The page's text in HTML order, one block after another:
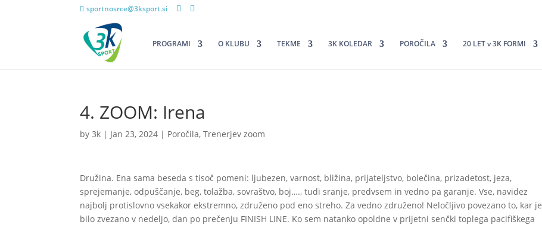
sportnosrce@3ksport.si
PROGRAMI O KLUBU TEKME 3K KOLEDAR POROČILA 20 LET v 3K FORMI
4. ZOOM: Irena
by3k | Jan 23, 2024 | Poročila,Trenerjev zoom
Družina. Ena sama beseda s tisoč pomeni: ljubezen, varnost, bližina, prijateljstvo, bolečina, prizadetost, jeza,
sprejemanje, odpuščanje, beg, tolažba, sovraštvo, boj…., tudi sranje, predvsem in vedno pa garanje. Vse, navidez
najbolj protislovno vsekakor ekstremno, združeno pod eno streho. Za vedno združeno! Neločljivo povezano to, kar je
bilo zvezano v nedeljo, dan po prečenju FINISH LINE. Ko sem natanko opoldne v prijetni senčki toplega pacifiškega